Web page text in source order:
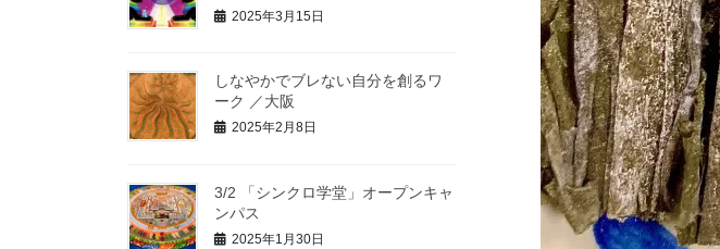
2025年3月15日
しなやかでブレない自分を創るワ
ーク ／大阪
2025年2月8日
3/2 「シンクロ学堂」オープンキャ
ンパス
2025年1月30日